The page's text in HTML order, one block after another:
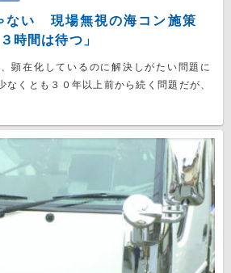
ない 現場無視の海コン施策
時間は待つ」
顕在化しているのに解決しがたい問題に
なくとも３０年以上前から続く問題だが、